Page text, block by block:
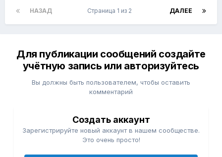
НАЗАД ДАЛЕЕ
Страница 1 из 2
Для публикации сообщений создайте
учётную запись или авторизуйтесь
Вы должны быть пользователем, чтобы оставить
комментарий
Создать аккаунт
Зарегистрируйте новый аккаунт в нашем сообществе.
Это очень просто!